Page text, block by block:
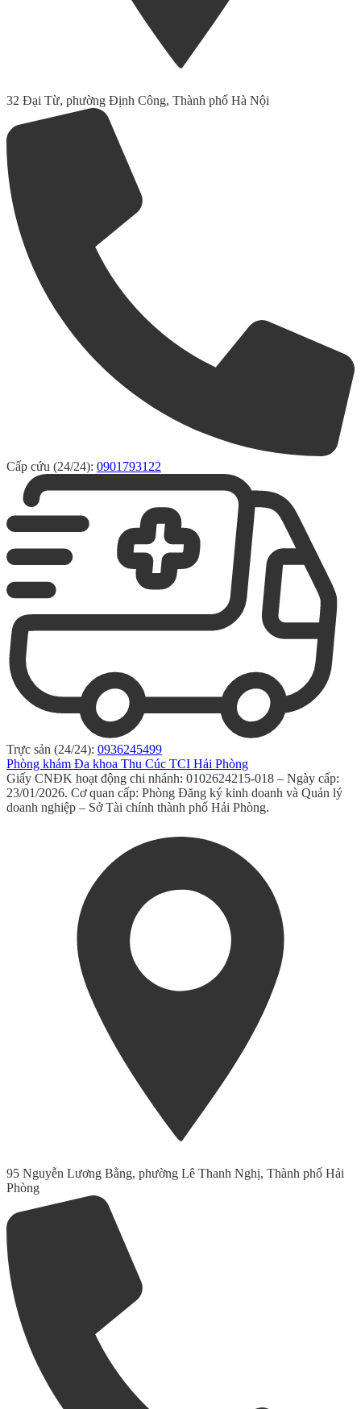
32 Đại Từ, phường Định Công, Thành phố Hà Nội
Cấp cứu (24/24): 0901793122
Trực sản (24/24): 0936245499
Phòng khám Đa khoa Thu Cúc TCI Hải Phòng
Giấy CNĐK hoạt động chi nhánh: 0102624215-018 – Ngày cấp:
23/01/2026. Cơ quan cấp: Phòng Đăng ký kinh doanh và Quản lý
doanh nghiệp – Sở Tài chính thành phố Hải Phòng.
95 Nguyễn Lương Bằng, phường Lê Thanh Nghị, Thành phố Hải
Phòng